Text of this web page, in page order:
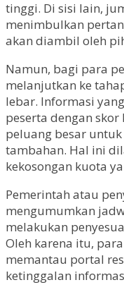
tinggi. Di sisi lain,
menimbulkan
akan diambil oleh
Namun, bagi para
melanjutkan ke
lebar. Informasi
peserta dengan
peluang besar
tambahan. Hal ini
kekosongan kuota
Pemerintah atau
mengumumkan
melakukan
Oleh karena itu,
memantau portal
ketinggalan